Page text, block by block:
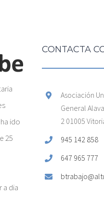
ido
25
a dia
CONTACTA
Asociación
General
2 01005
945 142 858
647 965 777